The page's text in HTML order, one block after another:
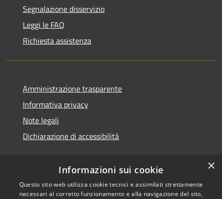
Segnalazione disservizio
Leggi le FAQ
Richiesta assistenza
Amministrazione trasparente
Informativa privacy
Note legali
Dichiarazione di accessibilità
×
Informazioni sui cookie
Questo sito web utilizza cookie tecnici e assimilati strettamente
necessari al corretto funzionamento e alla navigazione del sito,